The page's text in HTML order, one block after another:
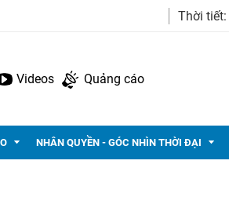
Thời tiết:
Videos Quảng cáo
NHÂN QUYỀN - GÓC NHÌN THỜI ĐẠI